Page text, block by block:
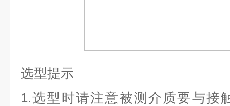
选型提示
1.选型时请注意被测介质要与接